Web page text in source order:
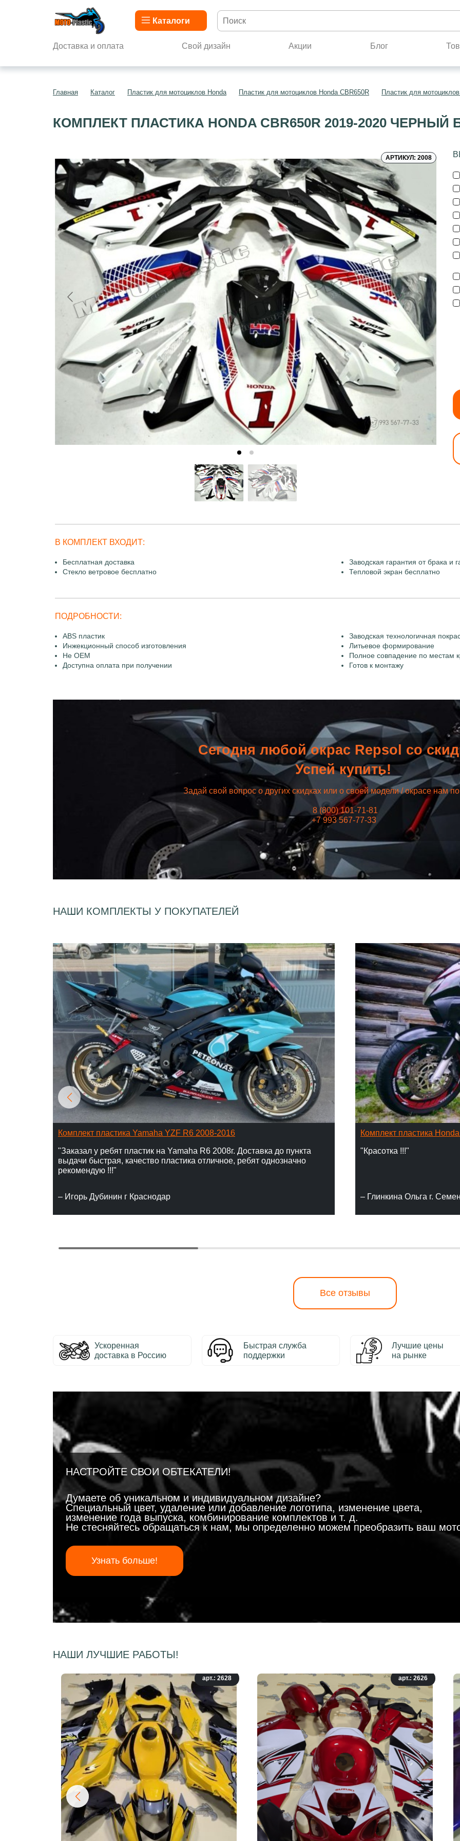
Каталоги
Доставка и оплата Свой дизайн Акции Блог
Главная Каталог Пластик для мотоциклов Honda Пластик для мотоциклов Honda CBR650R Пластик для
КОМПЛЕКТ ПЛАСТИКА HONDA CBR650R 2019-2020
АРТИКУЛ: 2008
В КОМПЛЕКТ ВХОДИТ:
Бесплатная доставка
Заводская гарантия от брака и
Стекло ветровое бесплатно
Тепловой экран бесплатно
ПОДРОБНОСТИ:
ABS пластик
Заводская технологичная
Инжекционный способ изготовления
Литьевое формирование
Не OEM
Полное совпадение по местам
Доступна оплата при получении
Готов к монтажу
Сегодня любой окрас Repsol со
Успей купить!
Задай свой вопрос о других скидках или о своей модели / окрасе нам
8 (800) 101-71-81
+7 993 567-77-33
НАШИ КОМПЛЕКТЫ У ПОКУПАТЕЛЕЙ
Комплект пластика Yamaha YZF R6 2008-2016
"Заказал у ребят пластик на Yamaha R6 2008г. Доставка до пункта
выдачи быстрая, качество пластика отличное, ребят однозначно
рекомендую !!!"
– Игорь Дубинин г Краснодар
Комплект пластика
"Красотка !!!"
– Глинкина Ольга г.
Все отзывы
Ускоренная
доставка в Россию
Быстрая служба
поддержки
Лучшие цены
на рынке
НАСТРОЙТЕ СВОИ ОБТЕКАТЕЛИ!
Думаете об уникальном и индивидуальном дизайне?
Специальный цвет, удаление или добавление логотипа, изменение цвета,
изменение года выпуска, комбинирование комплектов и т. д.
Не стесняйтесь обращаться к нам, мы определенно можем преобразить ваш
Узнать больше!
НАШИ ЛУЧШИЕ РАБОТЫ!
арт.: 2628 арт.: 2626